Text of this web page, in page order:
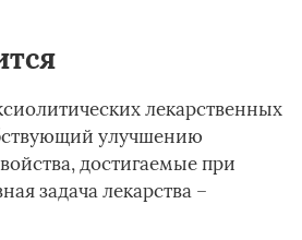
лекарственных
улучшению
достигаемые при
задача лекарства –